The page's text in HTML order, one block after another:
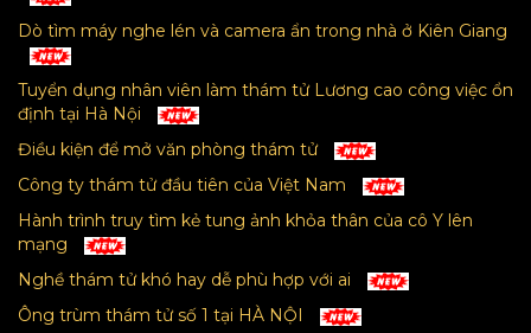
Dò tìm máy nghe lén và camera ẩn trong nhà ở Kiên Giang
Tuyển dụng nhân viên làm thám tử Lương cao công việc ổn
định tại Hà Nội
Điều kiện để mở văn phòng thám tử
Công ty thám tử đầu tiên của Việt Nam
Hành trình truy tìm kẻ tung ảnh khỏa thân của cô Y lên
mạng
Nghề thám tử khó hay dễ phù hợp với ai
Ông trùm thám tử số 1 tại HÀ NỘI